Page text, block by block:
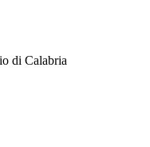
di Calabria